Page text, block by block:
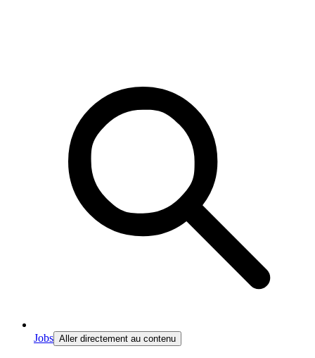
Jobs Aller directement au contenu